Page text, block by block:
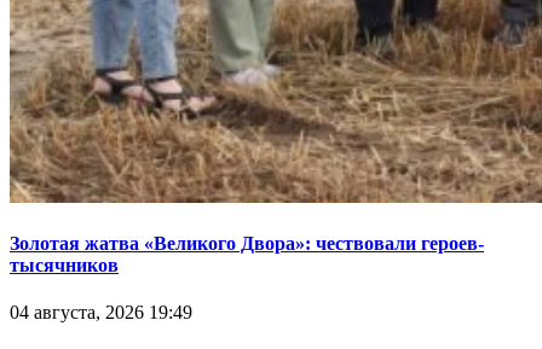
Золотая жатва «Великого Двора»: чествовали героев-
тысячников
04 августа, 2026 19:49